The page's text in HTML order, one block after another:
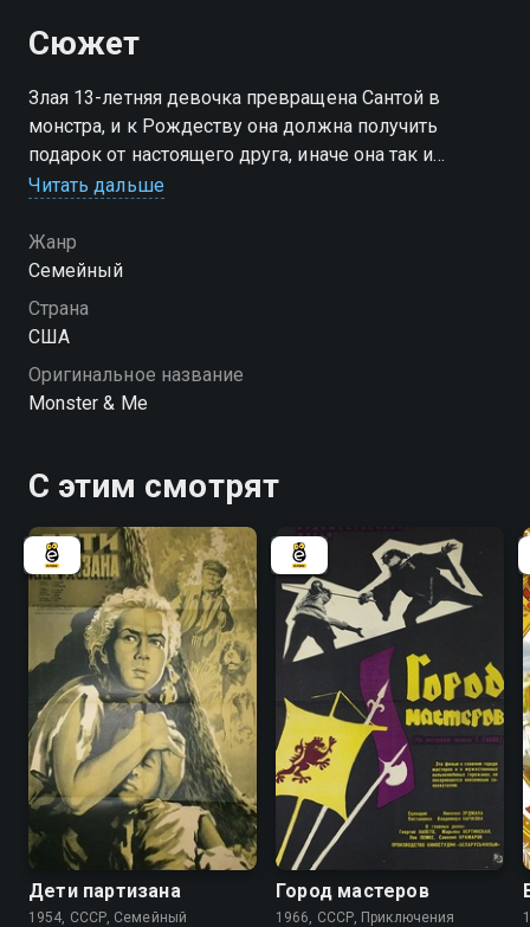
Сюжет
Злая 13-летняя девочка превращена Сантой в
монстра, и к Рождеству она должна получить
подарок от настоящего друга, иначе она так и
останется чудищем навсегда.
Читать дальше
Жанр
Семейный
Страна
США
Оригинальное название
Monster & Me
С этим смотрят
6.4
Дети партизана
1954, СССР, Семейный
7.8
Город мастеров
1966, СССР, Приключения